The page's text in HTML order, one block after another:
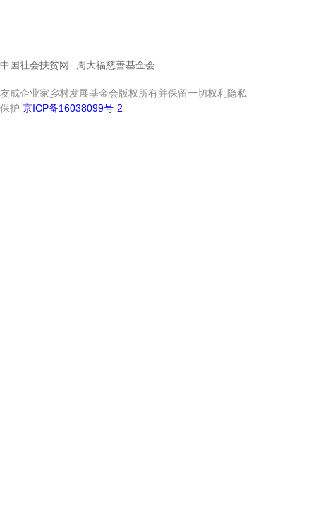
中国社会扶贫网 周大福慈善基金会
友成企业家乡村发展基金会版权所有并保留一切权利隐私
保护 京ICP备16038099号-2